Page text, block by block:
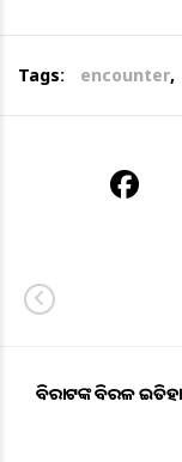
Tags: encounter,
ବିରାଟଙ୍କ ବିରଳ